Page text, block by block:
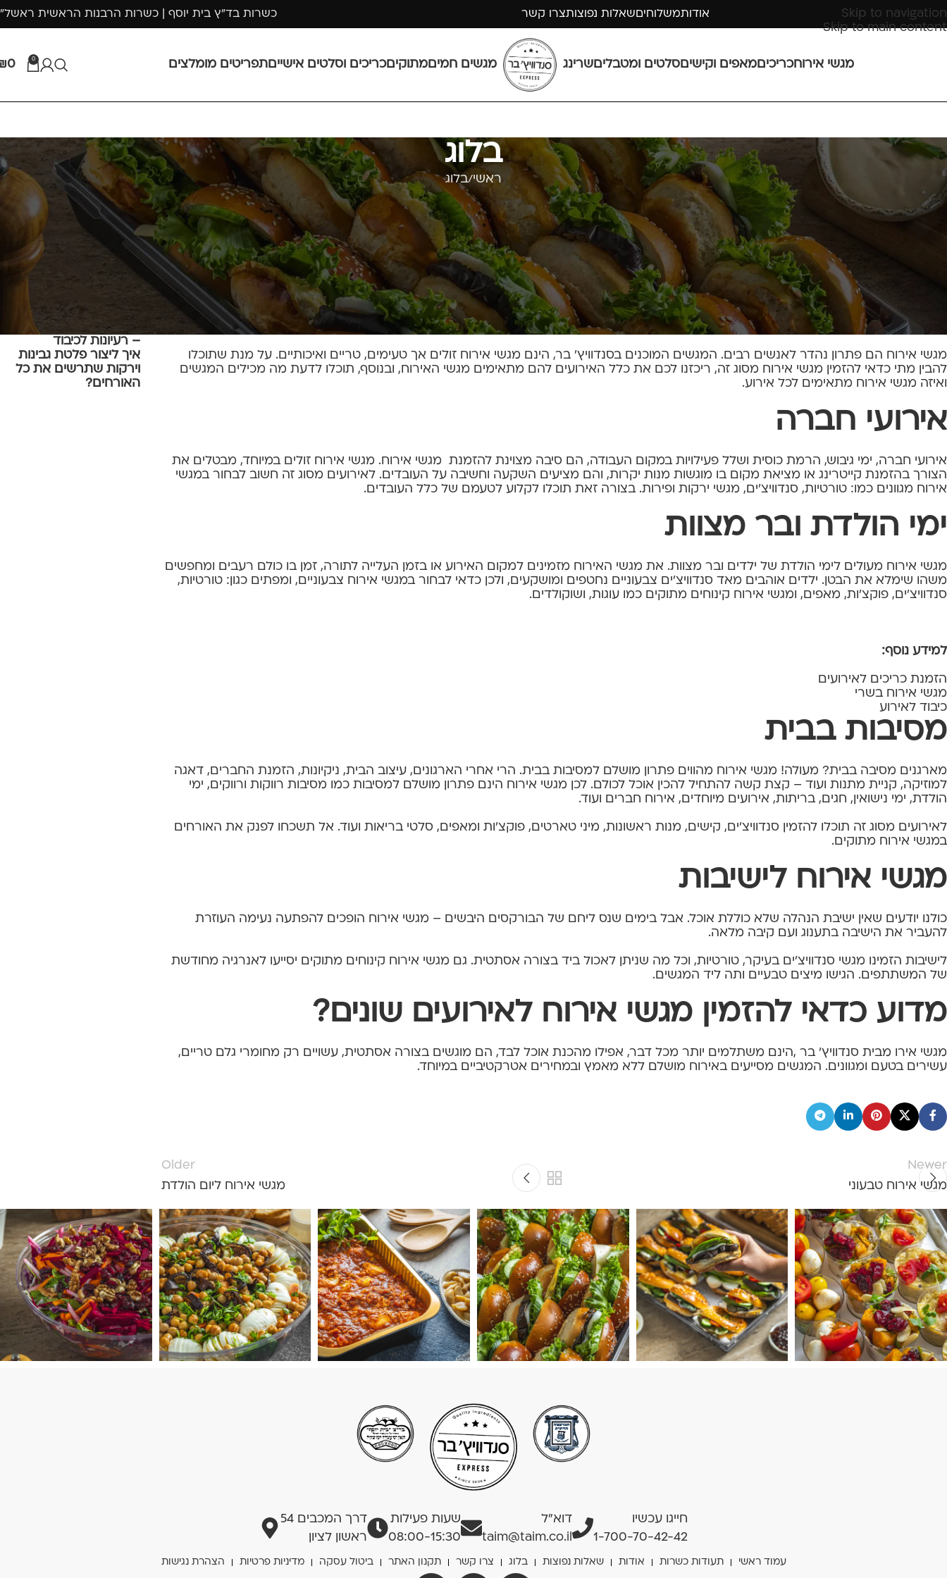
Skip to navigation
Skip to main content
אודותמשלוחיםשאלות נפוצותצרו קשר כשרות בד"ץ בית יוסף | כשרות הרבנות הראשית
מגשי אירוחכריכיםמאפים וקישיםסלטים ומטבליםשרינג מגשים חמיםמתוקיםכריכים וסלטים אישייםתפריטים מומלצים 0
0
בלוג
ראשי בלוג
בלוג
מגשי אירוח זולים – מתי נזדקק להם? ומה הם
מכילים?
מגשי אירוח הם פתרון נהדר לאנשים רבים. המגשים המוכנים בסנדוויץ' בר, הינם מגשי אירוח זולים אך טעימים, טריים ואיכותיים. על מנת שתוכלו
להבין מתי כדאי להזמין מגשי אירוח מסוג זה, ריכזנו לכם את כלל האירועים להם מתאימים מגשי האירוח, ובנוסף, תוכלו לדעת מה מכילים המגשים
ואיזה מגשי אירוח מתאימים לכל אירוע.
אירועי חברה
אירועי חברה, ימי גיבוש, הרמת כוסית ושלל פעילויות במקום העבודה, הם סיבה מצוינת להזמנת מגשי אירוח. מגשי אירוח זולים במיוחד, מבטלים את
הצורך בהזמנת קייטרינג או מציאת מקום בו מוגשות מנות יקרות, והם מציעים השקעה וחשיבה על העובדים. לאירועים מסוג זה חשוב לבחור במגשי
אירוח מגוונים כמו: טורטיות, סנדוויצ'ים, מגשי ירקות ופירות. בצורה זאת תוכלו לקלוע לטעמם של כלל העובדים.
ימי הולדת ובר מצוות
מגשי אירוח מעולים לימי הולדת של ילדים ובר מצוות. את מגשי האירוח מזמינים למקום האירוע או בזמן העלייה לתורה, זמן בו כולם רעבים ומחפשים
משהו שימלא את הבטן. ילדים אוהבים מאד סנדוויצ'ים צבעוניים נחטפים ומושקעים, ולכן כדאי לבחור במגשי אירוח צבעוניים, ומפתים כגון: טורטיות,
סנדוויצ'ים, פוקצ'ות, מאפים, ומגשי אירוח קינוחים מתוקים כמו עוגות, ושוקולדים.
למידע נוסף:
הזמנת כריכים לאירועים
מגשי אירוח בשרי
כיבוד לאירוע
מסיבות בבית
מארגנים מסיבה בבית? מעולה! מגשי אירוח מהווים פתרון מושלם למסיבות בבית. הרי אחרי הארגונים, עיצוב הבית, ניקיונות, הזמנת החברים, דאגה
למוזיקה, קניית מתנות ועוד – קצת קשה להתחיל להכין אוכל לכולם. לכן מגשי אירוח הינם פתרון מושלם למסיבות כמו מסיבות רווקות ורווקים, ימי
הולדת, ימי נישואין, חגים, בריתות, אירועים מיוחדים, אירוח חברים ועוד.
לאירועים מסוג זה תוכלו להזמין סנדוויצ'ים, קישים, מנות ראשונות, מיני טארטים, פוקצ'ות ומאפים, סלטי בריאות ועוד. אל תשכחו לפנק את האורחים
במגשי אירוח מתוקים.
מגשי אירוח לישיבות
כולנו יודעים שאין ישיבת הנהלה שלא כוללת אוכל. אבל בימים שנס ליחם של הבורקסים היבשים – מגשי אירוח הופכים להפתעה נעימה העוזרת
להעביר את הישיבה בתענוג ועם קיבה מלאה.
לישיבות הזמינו מגשי סנדוויצ'ים בעיקר, טורטיות, וכל מה שניתן לאכול ביד בצורה אסתטית. גם מגשי אירוח קינוחים מתוקים יסייעו לאנרגיה מחודשת
של המשתתפים. הגישו מיצים טבעיים ותה ליד המגשים.
מדוע כדאי להזמין מגשי אירוח לאירועים שונים?
מגשי אירו מבית סנדוויץ' בר ,הינם משתלמים יותר מכל דבר, אפילו מהכנת אוכל לבד, הם מוגשים בצורה אסתטית, עשויים רק מחומרי גלם טריים,
עשירים בטעם ומגוונים. המגשים מסייעים באירוח מושלם ללא מאמץ ובמחירים אטרקטיביים במיוחד.
Newer
מגשי אירוח טבעוני
Older
מגשי אירוח ליום הולדת
קריאה נוספת
אוכל ליום הולדת לילדים
– רעיונות לכיבוד
כיבוד לשבת ולשבת חתן
עוגות ומתוקים
קייטרינג לברית ולבריתה
– רעיונות לכיבוד
איך ליצור פלטת גבינות
וירקות שתרשים את כל
האורחים?
חייגו עכשיו
1-700-70-42-42
דוא”ל
taim@taim.co.il
שעות פעילות
08:00-15:30
דרך המכבים 54
ראשון לציון
עמוד ראשי תעודות כשרות אודות שאלות נפוצות בלוג צרו קשר תקנון האתר ביטול עסקה מדיניות פרטיות הצהרת נגישות